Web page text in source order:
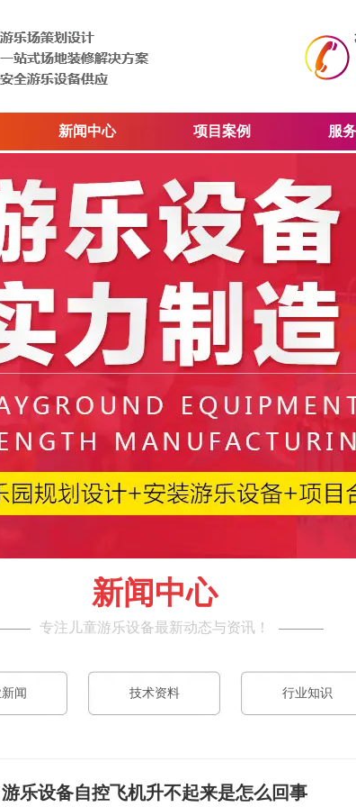
新闻中心 项目案例 服
新闻中心
专注儿童游乐设备最新动态与资讯！
闻 技术资料 行业知识
游乐设备自控飞机升不起来是怎么回事